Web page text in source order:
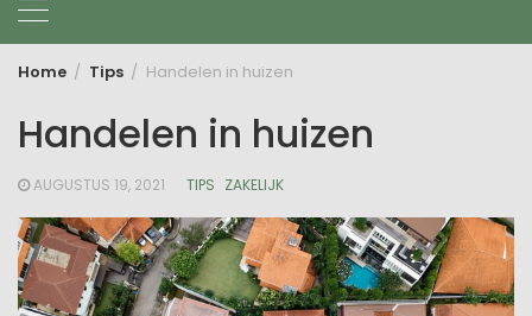
Home Tips Handelen in huizen
Handelen in huizen
AUGUSTUS 19, 2021 TIPS ZAKELIJK